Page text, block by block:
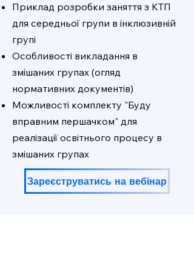
Приклад розробки заняття з КТП
для середньої групи в інклюзивній
групі
Особливості викладання в
змішаних групах (огляд
нормативних документів)
Можливості комплекту "Буду
вправним першачком" для
реалізації освітнього процесу в
змішаних групах
Зареєструватись на вебінар